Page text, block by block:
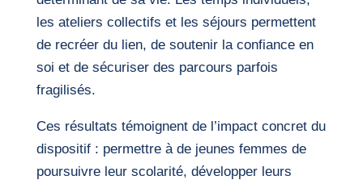
les ateliers collectifs et les séjours permettent
de recréer du lien, de soutenir la confiance en
soi et de sécuriser des parcours parfois
fragilisés.
Ces résultats témoignent de l’impact concret du
dispositif : permettre à de jeunes femmes de
poursuivre leur scolarité, développer leurs